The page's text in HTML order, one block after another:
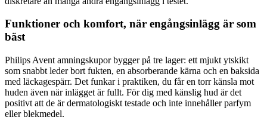
Funktioner och komfort, när engångsinlägg är som
bäst
Philips Avent amningskupor bygger på tre lager: ett mjukt ytskikt
som snabbt leder bort fukten, en absorberande kärna och en baksida
med läckagespärr. Det funkar i praktiken, du får en torr känsla mot
huden även när inlägget är fullt. För dig med känslig hud är det
positivt att de är dermatologiskt testade och inte innehåller parfym
eller blekmedel.